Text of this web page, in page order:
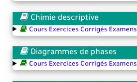
Chimie descriptive
Cours Exercices Corrigés Examens
Diagrammes de phases
Cours Exercices Corrigés Examens